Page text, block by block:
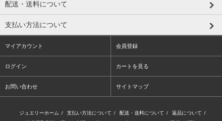
配送・送料について
支払い方法について
マイアカウント 会員登録
ログイン カートを見る
お問い合わせ サイトマップ
ジュエリーホーム / 支払い方法について / 配送・送料について / 返品について /